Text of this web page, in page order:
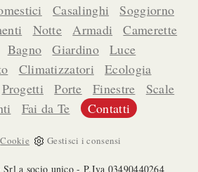
Casalinghi
Soggiorno
Notte Armadi
Camerette
Bagno Giardino
Luce
Climatizzatori
Ecologia
Progetti Porte Finestre
Scale
Fai da Te Contatti
Cookie Gestisci i consensi
a socio unico - P.Iva 03490440264